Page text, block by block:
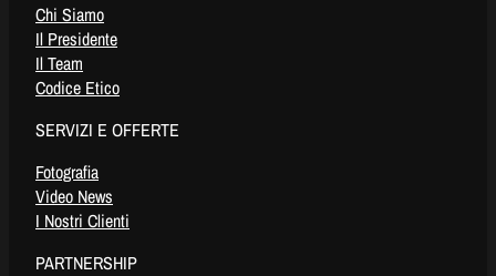
Chi Siamo
Il Presidente
Il Team
Codice Etico
SERVIZI E OFFERTE
Fotografia
Video News
I Nostri Clienti
PARTNERSHIP